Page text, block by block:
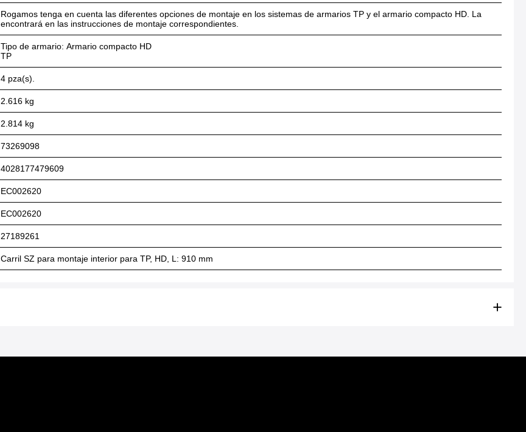
Rogamos tenga en cuenta las diferentes opciones de montaje en los sistemas de armarios TP y el armario compacto HD. La
encontrará en las instrucciones de montaje correspondientes.
Tipo de armario: Armario compacto HD
TP
4 pza(s).
2.616 kg
2.814 kg
73269098
4028177479609
EC002620
EC002620
27189261
Carril SZ para montaje interior para TP, HD, L: 910 mm